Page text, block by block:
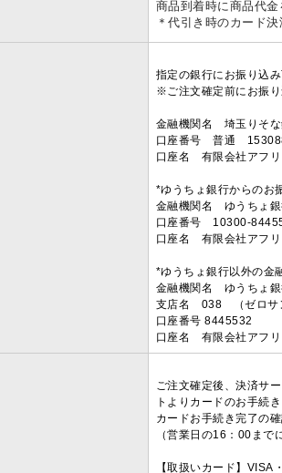
商品到着時に商品代
＊代引き時のカード
指定の銀行にお振り込
※ご注文確定前にお振
金融機関名 埼玉りそ
口座番号 普通
口座名 有限会社アフ
*ゆうちょ銀行からのお
金融機関名 ゆうちょ
口座番号 10300-
口座名 有限会社アフ
*ゆうちょ銀行以外の金
金融機関名 ゆうちょ
支店名 038 （ゼロサ
口座番号 8445532
口座名 有限会社アフ
ご注文確定後、決済サ
トよりカードのお手続
カードお手続き完了の
（営業日の16：00ま
【取扱いカード】